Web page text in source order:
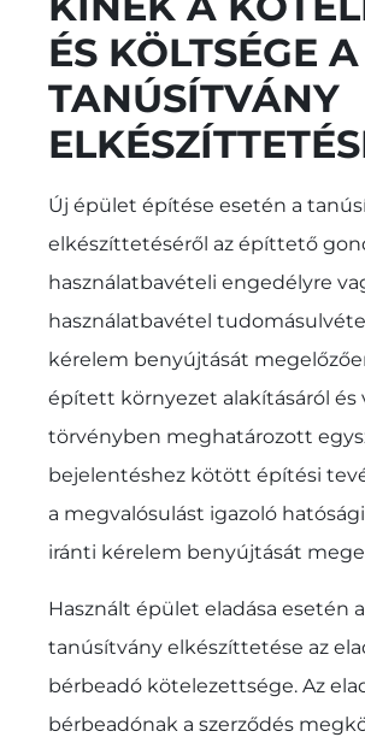
ÉS KÖLTSÉGE A
TANÚSÍTVÁNY
Új épület építése esetén a
elkészíttetéséről az építtető
használatbavételi engedélyre
használatbavétel
kérelem benyújtását
épített környezet alakításáról és
törvényben meghatározott
bejelentéshez kötött építési
a megvalósulást igazoló
iránti kérelem benyújtását
Használt épület eladása esetén
tanúsítvány elkészíttetése az
bérbeadó kötelezettsége. Az
bérbeadónak a szerződés